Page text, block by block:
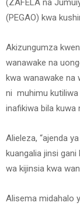
(ZAFELA na
(PEGAO) kwa
Akizungumza
wanawake na
kwa wanawake na
ni muhimu kutiliwa
inafikiwa bila kuwa
Alieleza, “ajenda
kuangalia jinsi
wa kijinsia kwa
Alisema midahalo